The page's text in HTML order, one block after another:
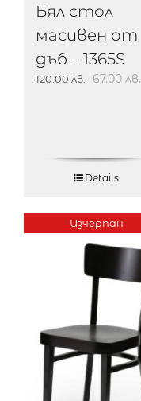
Бял стол
масивен от
дъб – 1365S
120.00лв. 67.00 лв.
Details
Изчерпан